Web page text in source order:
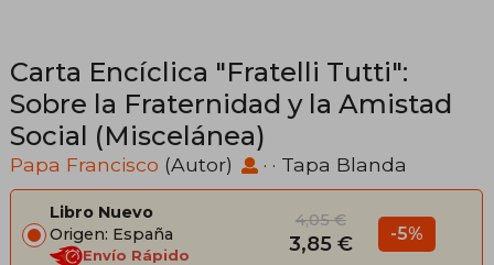
Carta Encíclica "Fratelli Tutti":
Sobre la Fraternidad y la Amistad
Social (Miscelánea)
Papa Francisco (Autor) · · Tapa Blanda
Libro Nuevo
Origen: España
Envío Rápido
4,05 €
3,85 € -5%